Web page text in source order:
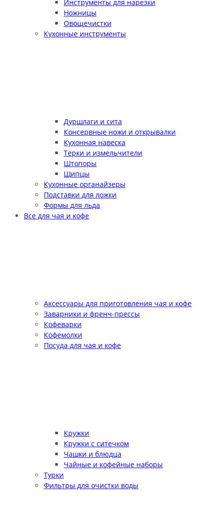
Инструменты для нарезки
Ножницы
Овощечистки
Кухонные инструменты
Дуршлаги и сита
Консервные ножи и открывалки
Кухонная навеска
Терки и измельчители
Штопоры
Щипцы
Кухонные органайзеры
Подставки для ложки
Формы для льда
Все для чая и кофе
Аксессуары для приготовления чая и кофе
Заварники и френч-прессы
Кофеварки
Кофемолки
Посуда для чая и кофе
Кружки
Кружки с ситечком
Чашки и блюдца
Чайные и кофейные наборы
Турки
Фильтры для очистки воды